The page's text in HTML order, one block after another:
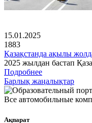
15.01.2025
1883
Қазақстанда ақылы
2025 жылдан бастап
Подробнее
Барлық жаңалықтар
Все автомобильные
Ақпарат